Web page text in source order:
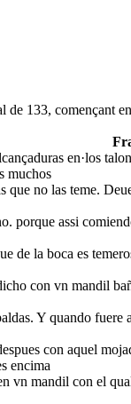
de 133, començant
en·los
muchos
que no las teme.
porque assi
de la boca es
con vn mandil
Y quando
con aquel
encima
vn mandil con el